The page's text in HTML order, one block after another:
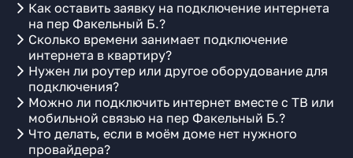
Как оставить заявку на подключение интернета
на пер Факельный Б.?
Сколько времени занимает подключение
интернета в квартиру?
Нужен ли роутер или другое оборудование для
подключения?
Можно ли подключить интернет вместе с ТВ или
мобильной связью на пер Факельный Б.?
Что делать, если в моём доме нет нужного
провайдера?